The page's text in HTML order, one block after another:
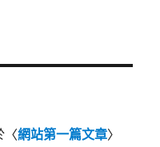
〈網站第一篇文章〉